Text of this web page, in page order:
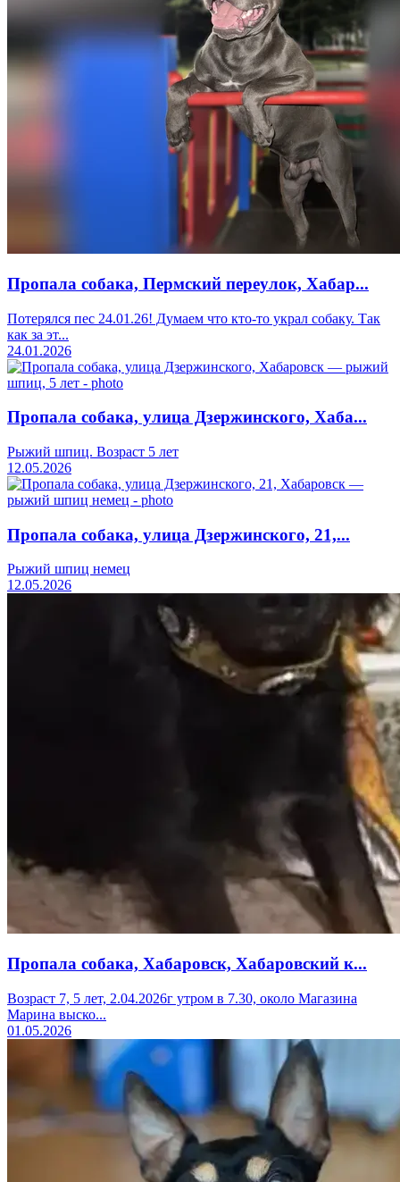
Пропала собака, Пермский переулок, Хабар...
Потерялся пес ️24.01.26! Думаем что кто-то украл собаку. Так
как за эт...
24.01.2026
Пропала собака, улица Дзержинского, Хаба...
Рыжий шпиц. Возраст 5 лет
12.05.2026
Пропала собака, улица Дзержинского, 21,...
Рыжий шпиц немец
12.05.2026
Пропала собака, Хабаровск, Хабаровский к...
Возраст 7, 5 лет, 2.04.2026г утром в 7.30, около Магазина
Марина выско...
01.05.2026